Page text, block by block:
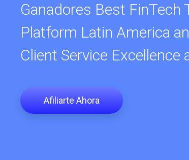
Ganadores de la
Processor en Lalexpo
Afiliarte Ahora